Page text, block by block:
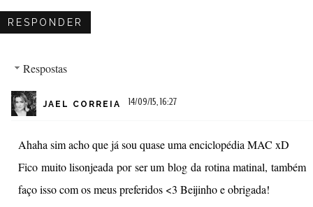
RESPONDER
Respostas
JAEL CORREIA 14/09/15, 16:27
Ahaha sim acho que já sou quase uma enciclopédia MAC xD
Fico muito lisonjeada por ser um blog da rotina matinal, também
faço isso com os meus preferidos <3 Beijinho e obrigada!